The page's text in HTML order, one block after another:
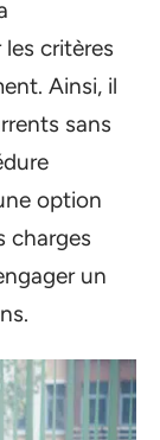
critères
Ainsi, il
sans
option
charges
un